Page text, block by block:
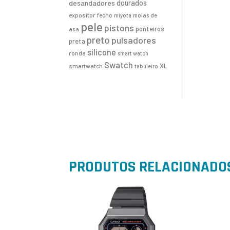
desandadores dourados
expositor fecho miyota molas de
asa pele pistons ponteiros
preta preto pulsadores
ronda silicone smart watch
smartwatch Swatch tabuleiro XL
PRODUTOS